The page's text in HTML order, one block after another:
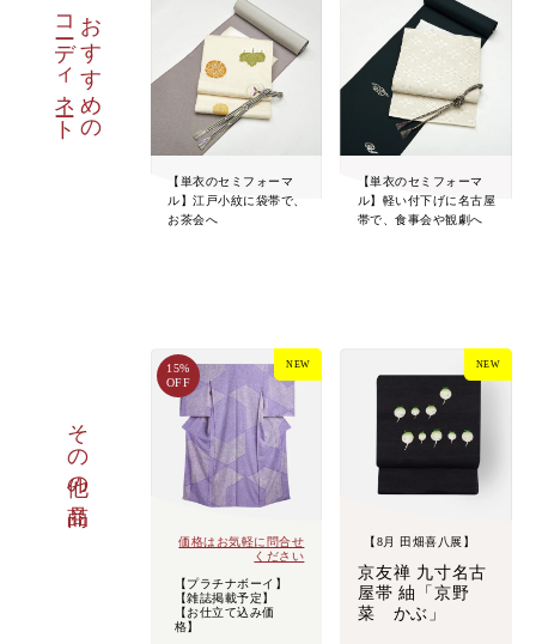
おすすめの
コーディネート
【単衣のセミフォーマ
ル】江戸小紋に袋帯で、
お茶会へ
【単衣のセミフォーマ
ル】軽い付下げに名古屋
帯で、食事会や観劇へ
その他の商品
価格はお気軽に問合せ
ください
【プラチナボーイ】
【雑誌掲載予定】
【お仕立て込み価
格】
NEW
15%
OFF
【8月 田畑喜八展】
京友禅 九寸名古
屋帯 紬「京野
菜 かぶ」
NEW